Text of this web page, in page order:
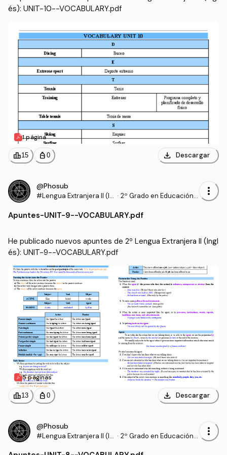
és): UNIT-10--VOCABULARY.pdf
1 página
leaderboard15 personal_bag 0 download Descargar
@Phosub
#Lengua Extranjera II (In · 2º Grado en Educación P
more_vert
Apuntes-UNIT-9--VOCABULARY.pdf
He publicado nuevos apuntes de 2º Lengua Extranjera II (Ingl
és): UNIT-9--VOCABULARY.pdf
5 páginas
leaderboard13 personal_bag 0 download Descargar
@Phosub
#Lengua Extranjera II (In · 2º Grado en Educación P
more_vert